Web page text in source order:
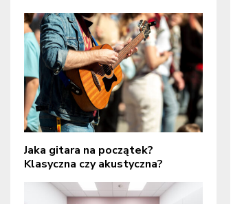
Jaka gitara na początek?
Klasyczna czy akustyczna?